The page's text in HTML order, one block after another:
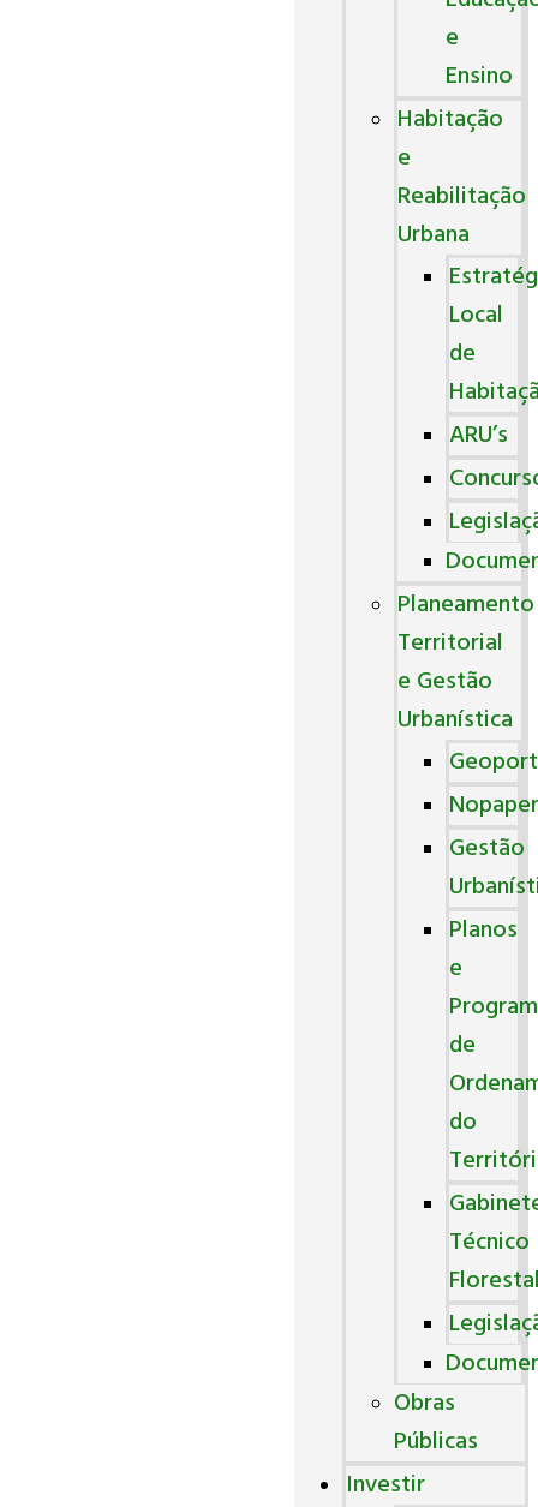
e
Ensino
Habitação
e
Reabilitação
Urbana
Local
de
ARU’s
Planeamento
Territorial
e Gestão
Urbanística
Gestão
Planos
e
de
do
Técnico
Obras
Públicas
Investir